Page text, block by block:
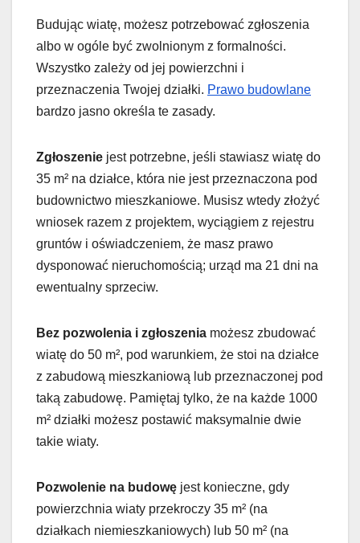
Budując wiatę, możesz potrzebować zgłoszenia
albo w ogóle być zwolnionym z formalności.
Wszystko zależy od jej powierzchni i
przeznaczenia Twojej działki. Prawo budowlane
bardzo jasno określa te zasady.
Zgłoszenie jest potrzebne, jeśli stawiasz wiatę do
35 m² na działce, która nie jest przeznaczona pod
budownictwo mieszkaniowe. Musisz wtedy złożyć
wniosek razem z projektem, wyciągiem z rejestru
gruntów i oświadczeniem, że masz prawo
dysponować nieruchomością; urząd ma 21 dni na
ewentualny sprzeciw.
Bez pozwolenia i zgłoszenia możesz zbudować
wiatę do 50 m², pod warunkiem, że stoi na działce
z zabudową mieszkaniową lub przeznaczonej pod
taką zabudowę. Pamiętaj tylko, że na każde 1000
m² działki możesz postawić maksymalnie dwie
takie wiaty.
Pozwolenie na budowę jest konieczne, gdy
powierzchnia wiaty przekroczy 35 m² (na
działkach niemieszkaniowych) lub 50 m² (na